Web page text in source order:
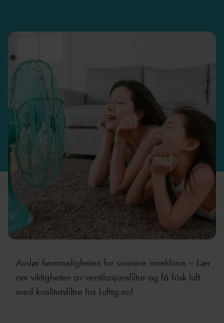
Avslør hemmeligheten for sunnere inneklima – Lær
om viktigheten av ventilasjonsfiltre og få frisk luft
med kvalitetsfiltre fra Luftig.no!